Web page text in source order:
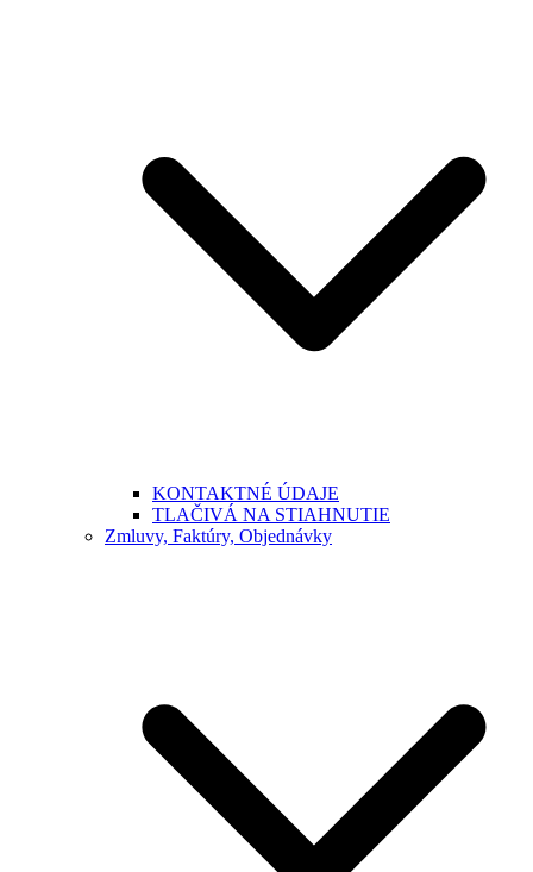
KONTAKTNÉ ÚDAJE
TLAČIVÁ NA STIAHNUTIE
Zmluvy, Faktúry, Objednávky